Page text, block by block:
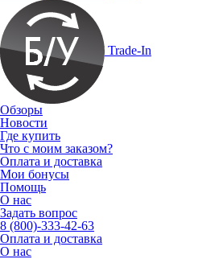
Trade-In
Обзоры
Новости
Где купить
Что с моим заказом?
Оплата и доставка
Мои бонусы
Помощь
О нас
Задать вопрос
8 (800)-333-42-63
Оплата и доставка
О нас